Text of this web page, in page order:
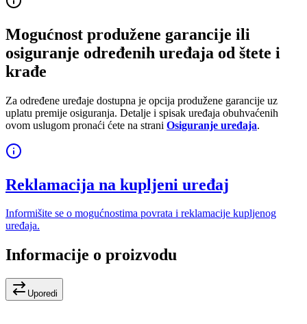
Mogućnost produžene garancije ili
osiguranje određenih uređaja od štete i
krađe
Za određene uređaje dostupna je opcija produžene garancije uz
uplatu premije osiguranja. Detalje i spisak uređaja obuhvaćenih
ovom uslugom pronaći ćete na strani Osiguranje uređaja.
Reklamacija na kupljeni uređaj
Informišite se o mogućnostima povrata i reklamacije kupljenog
uređaja.
Informacije o proizvodu
Uporedi